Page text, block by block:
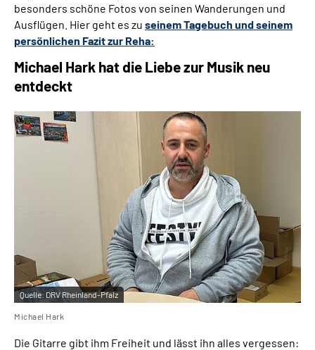
besonders schöne Fotos von seinen Wanderungen und
Ausflügen. Hier geht es zu seinem Tagebuch und seinem
persönlichen Fazit zur Reha:
Michael Hark hat die Liebe zur Musik neu
entdeckt
Quelle: DRV Rheinland-Pfalz
Michael Hark
Die Gitarre gibt ihm Freiheit und lässt ihn alles vergessen: